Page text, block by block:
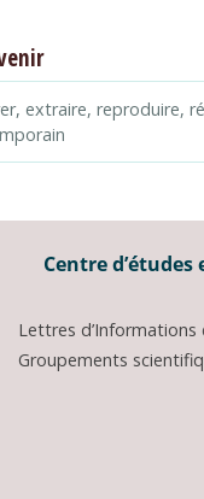
extraire, reproduire,
Centre
Lettres d’Informations
Groupements